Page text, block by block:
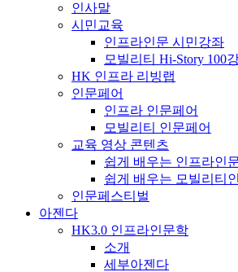
인사말
시민교육
인프라인문 시민강좌
모빌리티 Hi-Story 100
HK 인프라 리빙랩
인문페어
인프라 인문페어
모빌리티 인문페어
교육 영상 콘텐츠
쉽게 배우는 인프라인
쉽게 배우는 모빌리티
인문페스티벌
아젠다
HK3.0 인프라인문학
소개
세부아젠다